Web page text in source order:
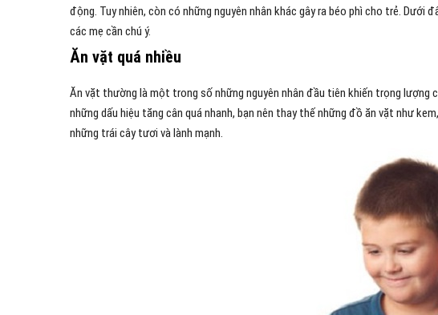
động. Tuy nhiên, còn có những nguyên nhân khác gây ra béo phì cho trẻ. Dưới
các mẹ cần chú ý.
Ăn vặt quá nhiều
Ăn vặt thường là một trong số những nguyên nhân đầu tiên khiến trọng lượng
những dấu hiệu tăng cân quá nhanh, bạn nên thay thế những đồ ăn vặt như
những trái cây tươi và lành mạnh.